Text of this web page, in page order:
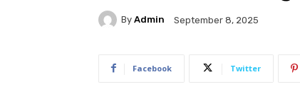
By Admin September 8, 2025
Facebook Twitter